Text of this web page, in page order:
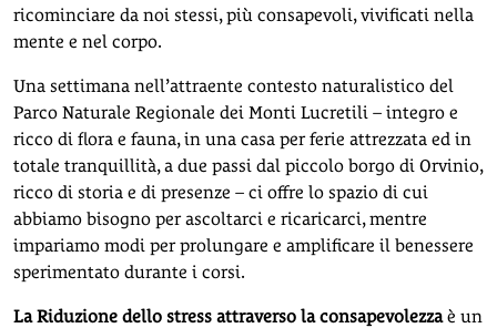
ricominciare da noi stessi, più consapevoli, vivificati nella
mente e nel corpo.
Una settimana nell’attraente contesto naturalistico del
Parco Naturale Regionale dei Monti Lucretili – integro e
ricco di flora e fauna, in una casa per ferie attrezzata ed in
totale tranquillità, a due passi dal piccolo borgo di Orvinio,
ricco di storia e di presenze – ci offre lo spazio di cui
abbiamo bisogno per ascoltarci e ricaricarci, mentre
impariamo modi per prolungare e amplificare il benessere
sperimentato durante i corsi.
La Riduzione dello stress attraverso la consapevolezzaè un